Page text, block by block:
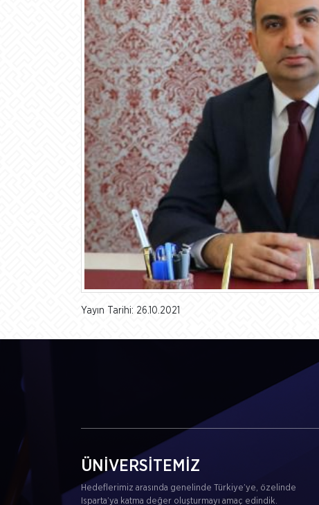
Yayın Tarihi: 26.10.2021
ÜNİVERSİTEMİZ
Hedeflerimiz arasında genelinde Türkiye’ye, özelinde
Isparta’ya katma değer oluşturmayı amaç edindik.